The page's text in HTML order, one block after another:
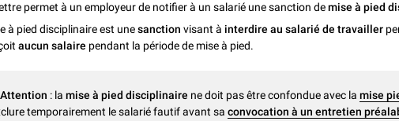
permet à un employeur de notifier à un salarié une sanction demise à pied
à pied disciplinaire est unesanction visant à interdire au salarié de travailler
aucun salaire pendant la période de mise à pied.
Attention : lamise à pied disciplinaire ne doit pas être confondue avec lamise
temporairement le salarié fautif avant sa convocation à un entretien